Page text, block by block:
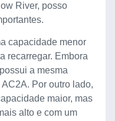
River, posso
capacidade menor
recarregar. Embora
a mesma
Por outro lado,
maior, mas
alto e com um